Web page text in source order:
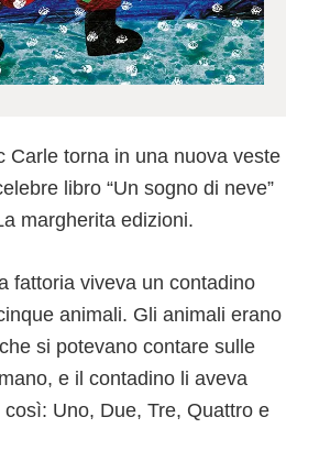
Carle torna in una nuova veste
libro “Un sogno di neve”
margherita edizioni.
fattoria viveva un contadino
animali. Gli animali erano
si potevano contare sulle
e il contadino li aveva
Uno, Due, Tre, Quattro e